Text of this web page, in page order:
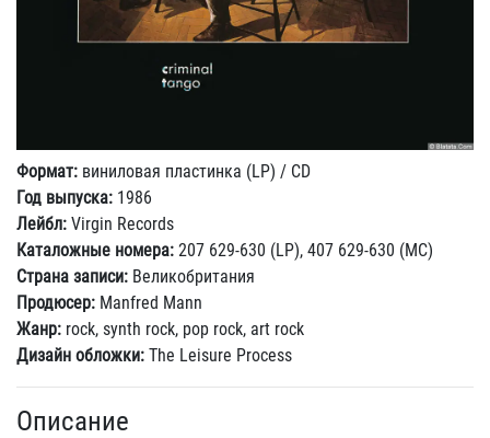
Формат: виниловая пластинка (LP) / CD
Год выпуска: 1986
Лейбл: Virgin Records
Каталожные номера: 207 629-630 (LP), 407 629-630 (MC)
Страна записи: Великобритания
Продюсер: Manfred Mann
Жанр: rock, synth rock, pop rock, art rock
Дизайн обложки: The Leisure Process
Описание